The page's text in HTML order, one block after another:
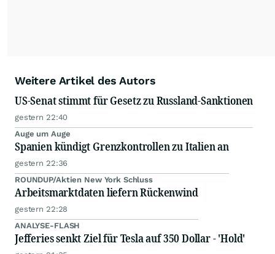
Weitere Artikel des Autors
US-Senat stimmt für Gesetz zu Russland-Sanktionen
gestern 22:40
Auge um Auge
Spanien kündigt Grenzkontrollen zu Italien an
gestern 22:36
ROUNDUP/Aktien New York Schluss
Arbeitsmarktdaten liefern Rückenwind
gestern 22:28
ANALYSE-FLASH
Jefferies senkt Ziel für Tesla auf 350 Dollar - 'Hold'